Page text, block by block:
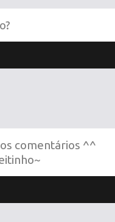
comentários ^^